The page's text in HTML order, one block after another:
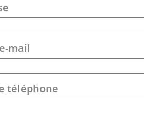
mail
téléphone